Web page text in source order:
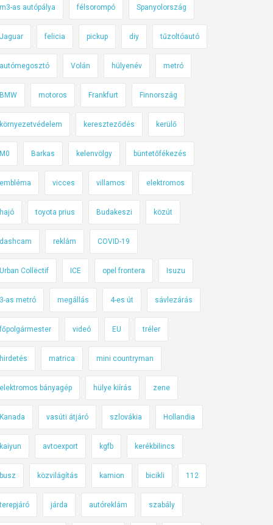
m3-as autópálya félsorompó Spanyolország
Jaguar felicia pickup diy tűzoltóautó
autómegosztó Volán hülyenév metró
BMW motoros Frankfurt Finnország
környezetvédelem kereszteződés kerülő
M0 Barkas kelenvölgy büntetőfékezés
embléma vicces villamos elektromos
hajó toyota prius Budakeszi közút
dashcam reklám COVID-19
Urban Collëctif ICE opel frontera Isuzu
3-as metró megállás 4-es út sávlezárás
főpolgármester videó EU tréler
hirdetés matrica mini countryman
elektromos bányagép hülye kiírás zene
Kanada vasúti átjáró szlovákia Hollandia
kaiyun avtoexport kgfb kerékbilincs
busz közvilágítás kamion bicikli 112
terepjáró járda autóreklám szabály